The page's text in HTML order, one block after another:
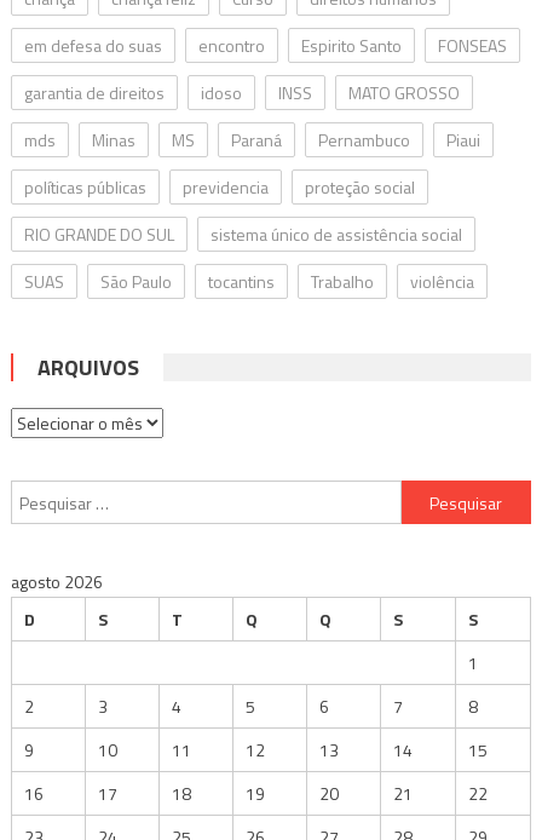
em defesa do suas
encontro Espirito Santo
FONSEAS
garantia de direitos
idoso INSS
MATO GROSSO
mds
Minas MS Paraná Pernambuco
Piaui
políticas públicas
previdencia
proteção social
RIO GRANDE DO SUL
sistema único de assistência social
SUAS
São Paulo tocantins Trabalho violência
ARQUIVOS
Arquivos
Pesquisar
por:
agosto 2026
D
S T Q Q S
S
1
2
3 4 5 6 7
8
9
10 11 12 13 14
15
16
17 18 19 20 21
22